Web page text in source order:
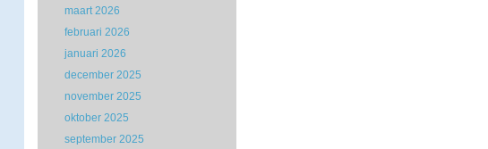
maart 2026
februari 2026
januari 2026
december 2025
november 2025
oktober 2025
september 2025